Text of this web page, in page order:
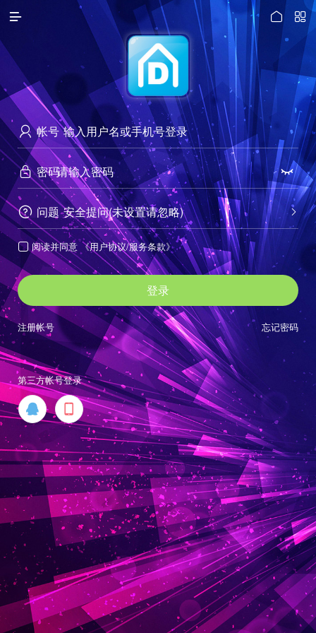
 

 帐号
 密码 
 问题 
安全提问(未设置请忽略)
 阅读并同意 《用户协议/服务条款》
登录
忘记密码
注册帐号
第三方帐号登录
 